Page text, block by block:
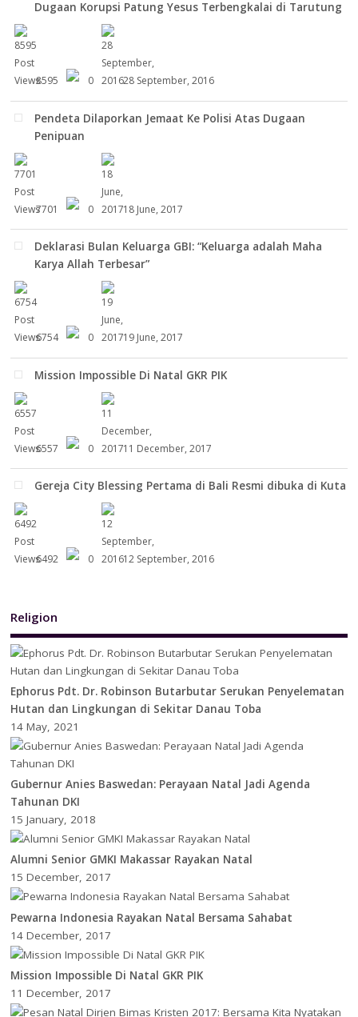
Dugaan Korupsi Patung Yesus Terbengkalai di Tarutung
8595 0 28 September, 2016
Pendeta Dilaporkan Jemaat Ke Polisi Atas Dugaan
Penipuan
7701 0 18 June, 2017
Deklarasi Bulan Keluarga GBI: “Keluarga adalah Maha
Karya Allah Terbesar”
6754 0 19 June, 2017
Mission Impossible Di Natal GKR PIK
6557 0 11 December, 2017
Gereja City Blessing Pertama di Bali Resmi dibuka di Kuta
6492 0 12 September, 2016
Religion
Ephorus Pdt. Dr. Robinson Butarbutar Serukan Penyelematan
Hutan dan Lingkungan di Sekitar Danau Toba
14 May, 2021
Gubernur Anies Baswedan: Perayaan Natal Jadi Agenda
Tahunan DKI
15 January, 2018
Alumni Senior GMKI Makassar Rayakan Natal
15 December, 2017
Pewarna Indonesia Rayakan Natal Bersama Sahabat
14 December, 2017
Mission Impossible Di Natal GKR PIK
11 December, 2017